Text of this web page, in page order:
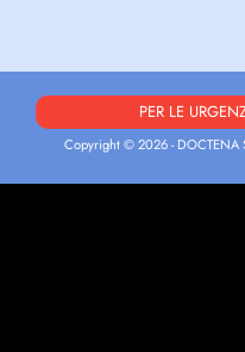
PER LE
Copyright © 2026 - DOCTENA